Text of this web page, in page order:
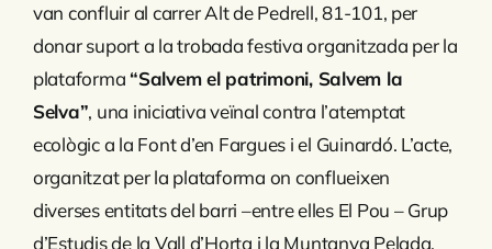
van confluir al carrer Alt de Pedrell, 81-101, per
donar suport a la trobada festiva organitzada per la
plataforma “Salvem el patrimoni, Salvem la
Selva”, una iniciativa veïnal contra l’atemptat
ecològic a la Font d’en Fargues i el Guinardó. L’acte,
organitzat per la plataforma on conflueixen
diverses entitats del barri –entre elles El Pou – Grup
d’Estudis de la Vall d’Horta i la Muntanya Pelada,